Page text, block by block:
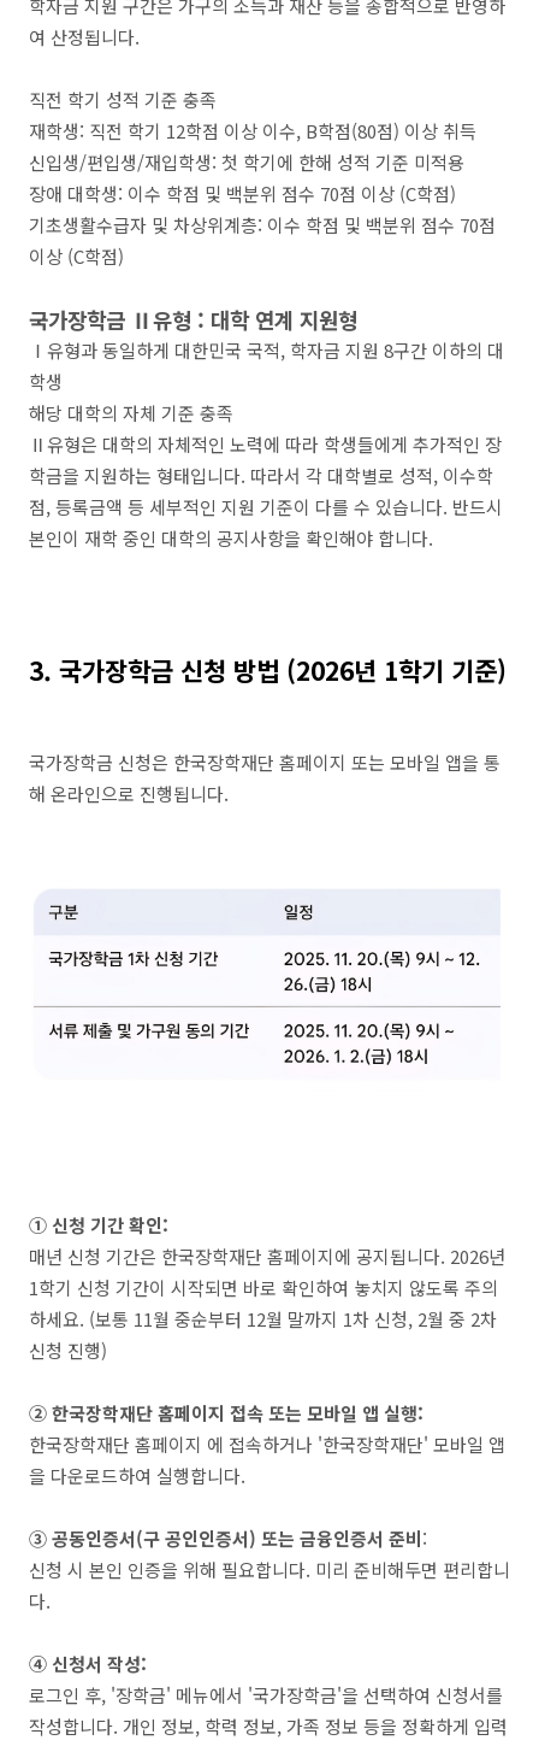
학자금 지원 구간은 가구의 소득과 재산 등을 종합적으로 반영하
여 산정됩니다.
직전 학기 성적 기준 충족
재학생: 직전 학기 12학점 이상 이수, B학점(80점) 이상 취득
신입생/편입생/재입학생: 첫 학기에 한해 성적 기준 미적용
장애 대학생: 이수 학점 및 백분위 점수 70점 이상 (C학점)
기초생활수급자 및 차상위계층: 이수 학점 및 백분위 점수 70점
이상 (C학점)
국가장학금 Ⅱ유형 : 대학 연계 지원형
Ⅰ유형과 동일하게 대한민국 국적, 학자금 지원 8구간 이하의 대
학생
해당 대학의 자체 기준 충족
Ⅱ유형은 대학의 자체적인 노력에 따라 학생들에게 추가적인 장
학금을 지원하는 형태입니다. 따라서 각 대학별로 성적, 이수학
점, 등록금액 등 세부적인 지원 기준이 다를 수 있습니다. 반드시
본인이 재학 중인 대학의 공지사항을 확인해야 합니다.
3. 국가장학금 신청 방법 (2026년 1학기 기준)
국가장학금 신청은 한국장학재단 홈페이지 또는 모바일 앱을 통
해 온라인으로 진행됩니다.
① 신청 기간 확인:
매년 신청 기간은 한국장학재단 홈페이지에 공지됩니다. 2026년
1학기 신청 기간이 시작되면 바로 확인하여 놓치지 않도록 주의
하세요. (보통 11월 중순부터 12월 말까지 1차 신청, 2월 중 2차
신청 진행)
② 한국장학재단 홈페이지 접속 또는 모바일 앱 실행:
한국장학재단 홈페이지 에 접속하거나 '한국장학재단' 모바일 앱
을 다운로드하여 실행합니다.
③ 공동인증서(구 공인인증서) 또는 금융인증서 준비:
신청 시 본인 인증을 위해 필요합니다. 미리 준비해두면 편리합니
다.
④ 신청서 작성:
로그인 후, '장학금' 메뉴에서 '국가장학금'을 선택하여 신청서를
작성합니다. 개인 정보, 학력 정보, 가족 정보 등을 정확하게 입력